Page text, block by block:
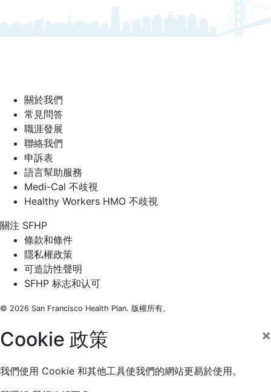
關於我們
常見問答
職涯發展
聯絡我們
申訴表
語言幫助服務
Medi-Cal 不歧視
Healthy Workers HMO 不歧視
關注 SFHP
Facebook
Threads
Instagram
LinkedIn
YouTube條款和條件
隱私權政策
可造訪性聲明
SFHP 标志和认可
© 2026 San Francisco Health Plan. 版權所有。
×
Cookie 政策
我們使用 Cookie 和其他工具使我們的網站更易於使用。